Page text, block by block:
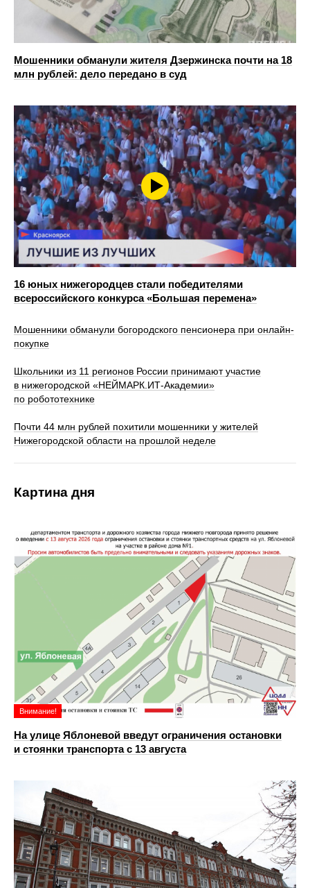
Мошенники обманули жителя Дзержинска почти на 18
млн рублей: дело передано в суд
16 юных нижегородцев стали победителями
всероссийского конкурса «Большая перемена»
Мошенники обманули богородского пенсионера при онлайн-
покупке
Школьники из 11 регионов России принимают участие
в нижегородской «НЕЙМАРК.ИТ-Академии»
по робототехнике
Почти 44 млн рублей похитили мошенники у жителей
Нижегородской области на прошлой неделе
Картина дня
Внимание!
На улице Яблоневой введут ограничения остановки
и стоянки транспорта с 13 августа